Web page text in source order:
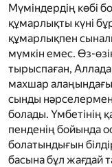
Мүміндердің көбі
құмарлықты күні
құмарлықпен
мүмкін емес. Өз-
тырыспаған,
махшар
сынды
болады. Үмбетінің
пенденің бойында
болатындығын
басына бұл жағдай